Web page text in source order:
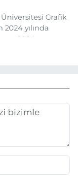
Grafik
2024 yılında
2024
alanında staj